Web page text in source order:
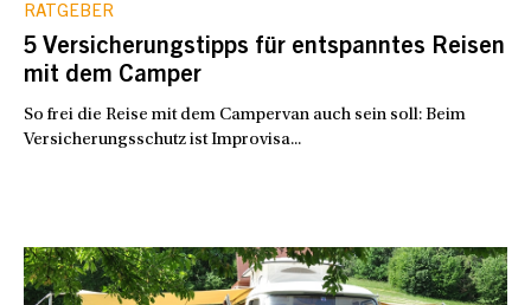
RATGEBER
5 Versicherungstipps für entspanntes Reisen
mit dem Camper
So frei die Reise mit dem Campervan auch sein soll: Beim
Versicherungsschutz ist Improvisa...